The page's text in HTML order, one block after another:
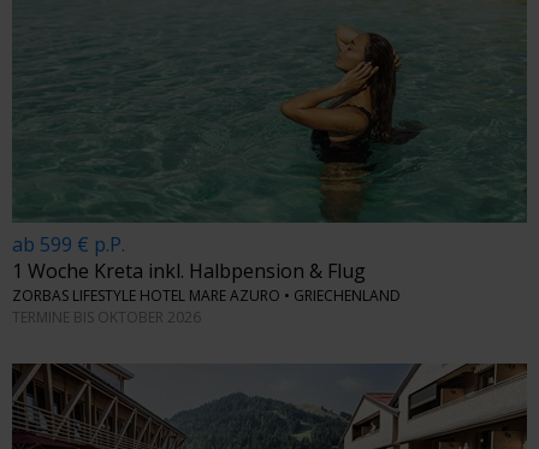
ab 599 € p.P.
1 Woche Kreta inkl. Halbpension & Flug
ZORBAS LIFESTYLE HOTEL MARE AZURO • GRIECHENLAND
TERMINE BIS OKTOBER 2026